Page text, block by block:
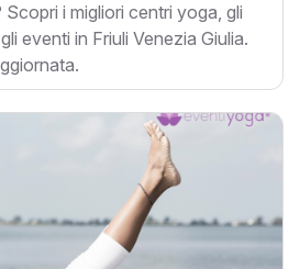
i migliori centri yoga, gli
eventi in Friuli Venezia Giulia.